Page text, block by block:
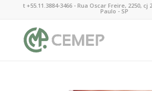
t +55.11.3884-3466 - Rua Oscar Freire, 2250, cj
Paulo - SP